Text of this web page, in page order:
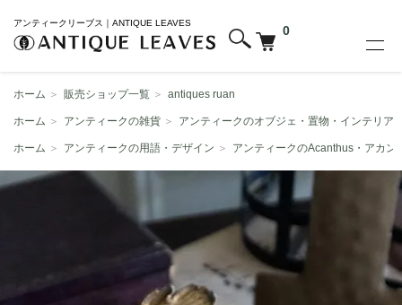
アンティークリーブス｜ANTIQUE LEAVES
0
ホーム ＞ 販売ショップ一覧 ＞ antiques ruan
ホーム ＞ アンティークの雑貨 ＞ アンティークのオブジェ・置物・インテリア
ホーム ＞ アンティークの用語・デザイン ＞ アンティークのAcanthus・アカン